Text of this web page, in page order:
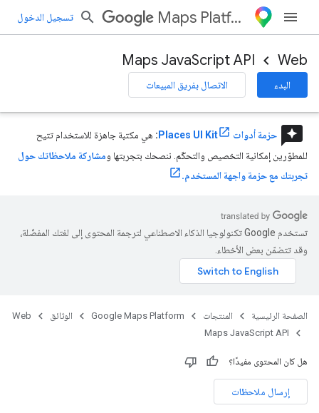
Maps Platform تسجيل الدخول
Web
Maps JavaScript API
البدء الاتصال بفريق المبيعات
reviews حزمة أدوات Places UI Kit : هي مكتبة جاهزة للاستخدام تتيح
للمطوّرين إمكانية التخصيص والتحكّم. ننصحك بتجربتها ومشاركة ملاحظاتك حول
تجربتك مع حزمة واجهة المستخدم.
تستخدم Google تكنولوجيا الذكاء الاصطناعي لترجمة المحتوى إلى لغتك المفضّلة،
وقد تتضمّن بعض الأخطاء.
الصفحة الرئيسية المنتجات Google Maps Platform الوثائق
Web
Maps JavaScript API
هل كان المحتوى مفيدًا؟
إرسال ملاحظات